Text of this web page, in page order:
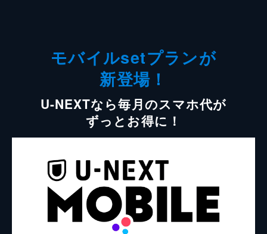
モバイルsetプランが
新登場！
U-NEXTなら毎月のスマホ代が
ずっとお得に！